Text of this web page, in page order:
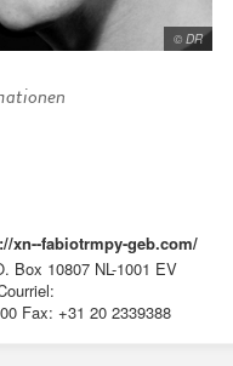
© DR
xn--fabiotrmpy-geb.com/
Box 10807 NL-1001 EV
Fax: +31 20 2339388